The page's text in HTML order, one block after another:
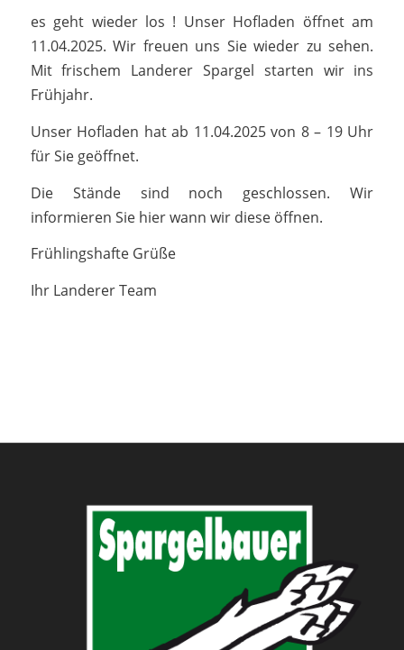
es geht wieder los ! Unser Hofladen öffnet am
11.04.2025. Wir freuen uns Sie wieder zu sehen.
Mit frischem Landerer Spargel starten wir ins
Frühjahr.
Unser Hofladen hat ab 11.04.2025 von 8 – 19 Uhr
für Sie geöffnet.
Die Stände sind noch geschlossen. Wir
informieren Sie hier wann wir diese öffnen.
Frühlingshafte Grüße
Ihr Landerer Team